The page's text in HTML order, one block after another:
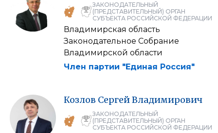
ЗАКОНОДАТЕЛЬНЫЙ
(ПРЕДСТАВИТЕЛЬНЫЙ) ОРГАН
СУБЪЕКТА РОССИЙСКОЙ ФЕДЕРАЦИИ
Владимирская область
Законодательное Собрание
Владимирской области
Член партии "Единая Россия"
Козлов СергейВладимирович
ЗАКОНОДАТЕЛЬНЫЙ
(ПРЕДСТАВИТЕЛЬНЫЙ) ОРГАН
СУБЪЕКТА РОССИЙСКОЙ ФЕДЕРАЦИИ